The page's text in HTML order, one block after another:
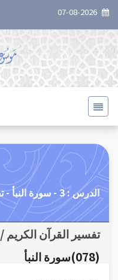
تفسير القرآن الكريم / ٠2التفسير المطول
(078)سورة النبأ